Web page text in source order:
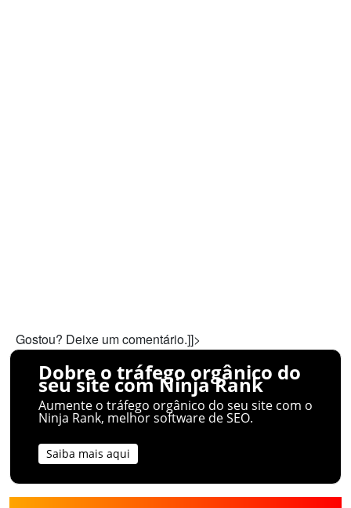
Gostou? Deixe um comentário.]]>
Dobre o tráfego orgânico do
seu site com Ninja Rank
Aumente o tráfego orgânico do seu site com o
Ninja Rank, melhor software de SEO.
Saiba mais aqui